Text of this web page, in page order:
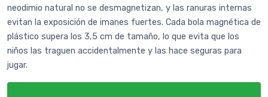
neodimio natural no se desmagnetizan, y las ranuras internas
evitan la exposición de imanes fuertes. Cada bola magnética de
plástico supera los 3,5 cm de tamaño, lo que evita que los
niños las traguen accidentalmente y las hace seguras para
jugar.